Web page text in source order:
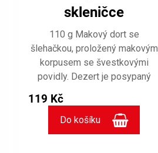
skleničce
110 g Makový dort se
šlehačkou, proložený makovým
korpusem se švestkovými
povidly. Dezert je posypaný
Připraveno ručně z čerstvých
surovin. Skladujte při teplotě od
6 °C do 8 °C, spotřebujte do 24
119 Kč